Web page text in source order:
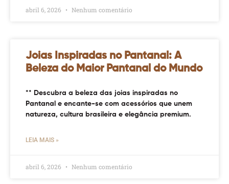
abril 6, 2026 Nenhum comentário
Joias Inspiradas no Pantanal: A
Beleza do Maior Pantanal do Mundo
** Descubra a beleza das joias inspiradas no
Pantanal e encante-se com acessórios que unem
natureza, cultura brasileira e elegância premium.
LEIA MAIS »
abril 6, 2026 Nenhum comentário